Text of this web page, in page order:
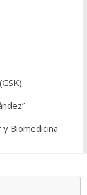
Biomedicina